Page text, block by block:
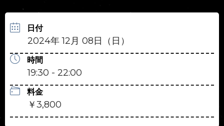
日付
2024年 12月 08日（日）
時間
19:30 - 22:00
料金
￥3,800